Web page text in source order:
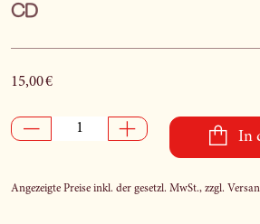
CD
15,00 €
In
Angezeigte Preise inkl. der gesetzl. MwSt., zzgl.